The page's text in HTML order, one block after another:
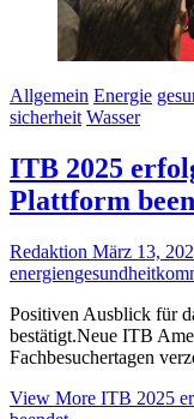
Allgemein Energie
sicherheit Wasser
ITB 2025
Plattform
Redaktion März 13,
energiengesundheit
Positiven Ausblick für
bestätigt.Neue ITB
Fachbesuchertagen
View More ITB 2025